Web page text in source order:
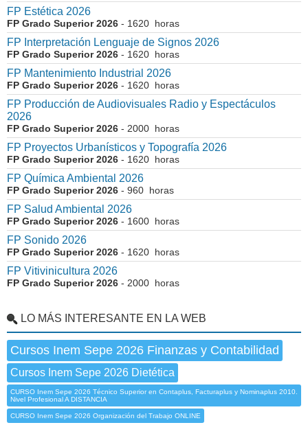
FP Estética 2026
FP Grado Superior 2026 - 1620 horas
FP Interpretación Lenguaje de Signos 2026
FP Grado Superior 2026 - 1620 horas
FP Mantenimiento Industrial 2026
FP Grado Superior 2026 - 1620 horas
FP Producción de Audiovisuales Radio y Espectáculos
2026
FP Grado Superior 2026 - 2000 horas
FP Proyectos Urbanísticos y Topografía 2026
FP Grado Superior 2026 - 1620 horas
FP Química Ambiental 2026
FP Grado Superior 2026 - 960 horas
FP Salud Ambiental 2026
FP Grado Superior 2026 - 1600 horas
FP Sonido 2026
FP Grado Superior 2026 - 1620 horas
FP Vitivinicultura 2026
FP Grado Superior 2026 - 2000 horas
LO MÁS INTERESANTE EN LA WEB
Cursos Inem Sepe 2026 Finanzas y Contabilidad
Cursos Inem Sepe 2026 Dietética
CURSO Inem Sepe 2026 Técnico Superior en Contaplus, Facturaplus y Nominaplus 2010.
Nivel Profesional A DISTANCIA
CURSO Inem Sepe 2026 Organización del Trabajo ONLINE